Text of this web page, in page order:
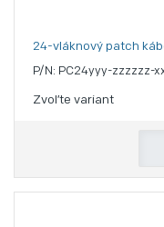
24-vláknový patch
P/N: PC24yyy-zzzzzz-
Zvoľte variant